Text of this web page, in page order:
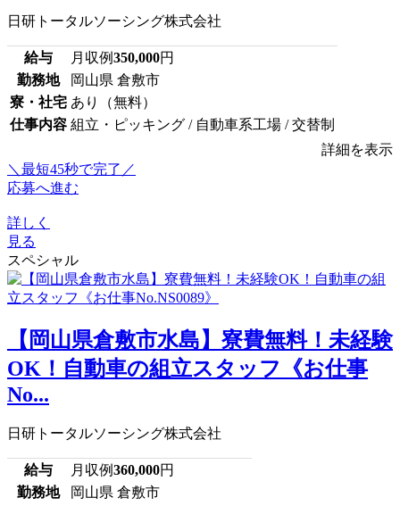
日研トータルソーシング株式会社
給与 月収例350,000円
勤務地
岡山県 倉敷市
寮・社宅 あり（無料）
仕事内容 組立・ピッキング / 自動車系工場 / 交替制
詳細を表示
＼最短45秒で完了／
応募へ進む
詳しく
見る
スペシャル
【岡山県倉敷市水島】寮費無料！未経験
OK！自動車の組立スタッフ《お仕事
No...
日研トータルソーシング株式会社
給与 月収例360,000円
勤務地
岡山県 倉敷市